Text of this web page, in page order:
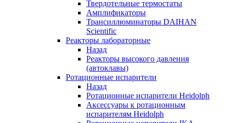
Твердотельные термостаты
Амплификаторы
Трансиллюминаторы DAIHAN
Scientific
Реакторы лабораторные
Назад
Реакторы высокого давления
(автоклавы)
Ротационные испарители
Назад
Ротационные испарители Heidolph
Аксессуары к ротационным
испарителям Heidolph